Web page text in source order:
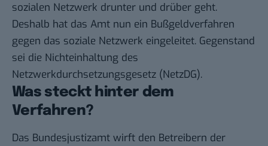
sozialen Netzwerk drunter und drüber geht.
Deshalb hat das Amt nun ein Bußgeldverfahren
gegen das soziale Netzwerk eingeleitet. Gegenstand
sei die Nichteinhaltung des
Netzwerkdurchsetzungsgesetz (NetzDG).
Was steckt hinter dem
Verfahren?
Das Bundesjustizamt wirft den Betreibern der